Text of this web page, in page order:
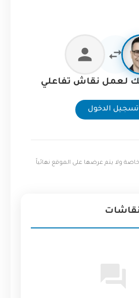
لعمل نقاش تفاعلي
تسجيل الدخول
ولا يتم عرضها على الموقع نهائياً